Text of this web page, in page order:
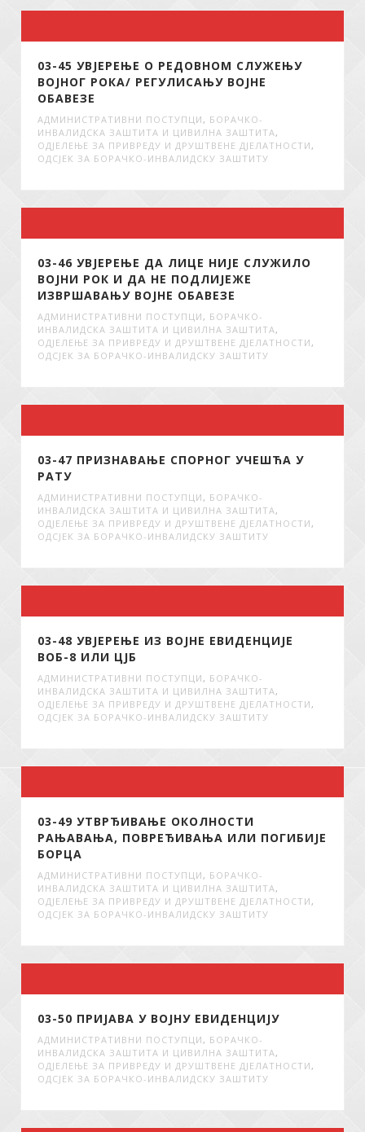
03-45 УВЈЕРЕЊЕ О РЕДОВНОМ СЛУЖЕЊУ
ВОЈНОГ РОКА/ РЕГУЛИСАЊУ ВОЈНЕ
ОБАВЕЗЕ
АДМИНИСТРАТИВНИ ПОСТУПЦИ , БОРАЧКО-
ИНВАЛИДСКА ЗАШТИТА И ЦИВИЛНА ЗАШТИТА,
ОДЈЕЛЕЊЕ ЗА ПРИВРЕДУ И ДРУШТВЕНЕ ДЈЕЛАТНОСТИ ,
ОДСЈЕК ЗА БОРАЧКО-ИНВАЛИДСКУ ЗАШТИТУ
03-46 УВЈЕРЕЊЕ ДА ЛИЦЕ НИЈЕ СЛУЖИЛО
ВОЈНИ РОК И ДА НЕ ПОДЛИЈЕЖЕ
ИЗВРШАВАЊУ ВОЈНЕ ОБАВЕЗЕ
АДМИНИСТРАТИВНИ ПОСТУПЦИ , БОРАЧКО-
ИНВАЛИДСКА ЗАШТИТА И ЦИВИЛНА ЗАШТИТА,
ОДЈЕЛЕЊЕ ЗА ПРИВРЕДУ И ДРУШТВЕНЕ ДЈЕЛАТНОСТИ ,
ОДСЈЕК ЗА БОРАЧКО-ИНВАЛИДСКУ ЗАШТИТУ
03-47 ПРИЗНАВАЊЕ СПОРНОГ УЧЕШЋА У
РАТУ
АДМИНИСТРАТИВНИ ПОСТУПЦИ , БОРАЧКО-
ИНВАЛИДСКА ЗАШТИТА И ЦИВИЛНА ЗАШТИТА,
ОДЈЕЛЕЊЕ ЗА ПРИВРЕДУ И ДРУШТВЕНЕ ДЈЕЛАТНОСТИ ,
ОДСЈЕК ЗА БОРАЧКО-ИНВАЛИДСКУ ЗАШТИТУ
03-48 УВЈЕРЕЊЕ ИЗ ВОЈНЕ ЕВИДЕНЦИЈЕ
ВОБ-8 ИЛИ ЦЈБ
АДМИНИСТРАТИВНИ ПОСТУПЦИ , БОРАЧКО-
ИНВАЛИДСКА ЗАШТИТА И ЦИВИЛНА ЗАШТИТА,
ОДЈЕЛЕЊЕ ЗА ПРИВРЕДУ И ДРУШТВЕНЕ ДЈЕЛАТНОСТИ ,
ОДСЈЕК ЗА БОРАЧКО-ИНВАЛИДСКУ ЗАШТИТУ
03-49 УТВРЂИВАЊЕ ОКОЛНОСТИ
РАЊАВАЊА, ПОВРЕЂИВАЊА ИЛИ ПОГИБИЈЕ
БОРЦА
АДМИНИСТРАТИВНИ ПОСТУПЦИ , БОРАЧКО-
ИНВАЛИДСКА ЗАШТИТА И ЦИВИЛНА ЗАШТИТА,
ОДЈЕЛЕЊЕ ЗА ПРИВРЕДУ И ДРУШТВЕНЕ ДЈЕЛАТНОСТИ ,
ОДСЈЕК ЗА БОРАЧКО-ИНВАЛИДСКУ ЗАШТИТУ
03-50 ПРИЈАВА У ВОЈНУ ЕВИДЕНЦИЈУ
АДМИНИСТРАТИВНИ ПОСТУПЦИ , БОРАЧКО-
ИНВАЛИДСКА ЗАШТИТА И ЦИВИЛНА ЗАШТИТА,
ОДЈЕЛЕЊЕ ЗА ПРИВРЕДУ И ДРУШТВЕНЕ ДЈЕЛАТНОСТИ ,
ОДСЈЕК ЗА БОРАЧКО-ИНВАЛИДСКУ ЗАШТИТУ